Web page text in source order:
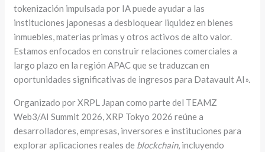
tokenización impulsada por IA puede ayudar a las
instituciones japonesas a desbloquear liquidez en bienes
inmuebles, materias primas y otros activos de alto valor.
Estamos enfocados en construir relaciones comerciales a
largo plazo en la región APAC que se traduzcan en
oportunidades significativas de ingresos para Datavault AI».
Organizado por XRPL Japan como parte del TEAMZ
Web3/AI Summit 2026, XRP Tokyo 2026 reúne a
desarrolladores, empresas, inversores e instituciones para
explorar aplicaciones reales de blockchain, incluyendo